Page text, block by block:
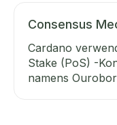
Consensus
Cardano
Stake (PoS) -
namens